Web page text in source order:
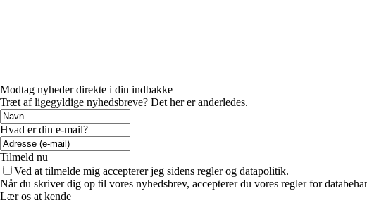
Modtag nyheder direkte i din indbakke
Træt af ligegyldige nyhedsbreve? Det her er anderledes.
Hvad er din e-mail?
Tilmeld nu
Ved at tilmelde mig accepterer jeg sidens regler og datapolitik.
Når du skriver dig op til vores nyhedsbrev, accepterer du vores regler for
Lær os at kende